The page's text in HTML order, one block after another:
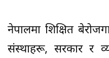
नेपालमा शिक्षित
संस्थाहरू, सरकार र